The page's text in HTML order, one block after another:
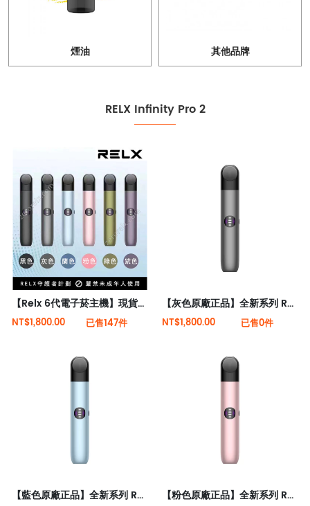
煙油 其他品牌
RELX Infinity Pro 2
【Relx 6代電子菸主機】現貨秒發 全新六代悅刻主機桿(可調大/小煙量) 支持Relx 4/5代煙彈通用
NT$1,800.00 已售147件
【灰色原廠正品】全新系列 Relx 6代電子菸宙斯 悅刻Infinity Pro 2六代煙機(可調大/小煙量) 支持Relx 4/5代煙彈通用 (下訂秒發貨)
NT$1,800.00 已售0件
【藍色原廠正品】全新系列 Relx 6代電子菸宙斯 悅刻Infinity Pro 2六代煙機(可調大/小煙量) 支持Relx 4/5代煙彈通用 (下訂秒發貨) 【粉色原廠正品】全新系列 Relx 6代電子菸宙斯 悅刻Infinity Pro 2六代煙機(可調大/小煙量) 支持Relx 4/5代煙彈通用 (下訂秒發貨)